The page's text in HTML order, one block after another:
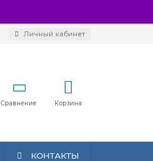
Личный кабинет
Сравнение Корзина
КОНТАКТЫ